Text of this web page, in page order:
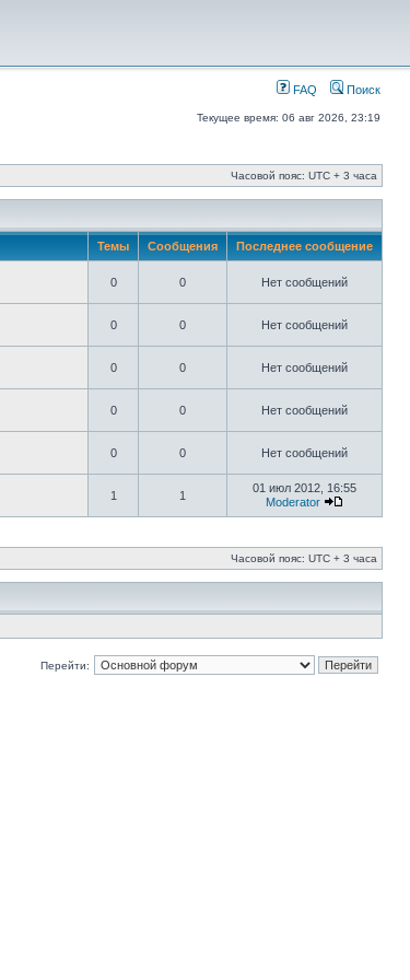
FAQ Поиск
Текущее время: 06 авг 2026, 23:19
Часовой пояс: UTC + 3 часа
Темы Сообщения Последнее сообщение
0 0 Нет сообщений
0 0 Нет сообщений
0 0 Нет сообщений
0 0 Нет сообщений
0 0 Нет сообщений
1 1
01 июл 2012, 16:55
Moderator
Часовой пояс: UTC + 3 часа
Перейти: